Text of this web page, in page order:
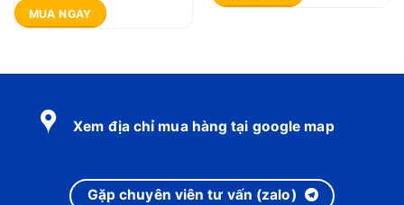
MUA NGAY
Xem địa chỉ mua hàng tại google map
Gặp chuyên viên tư vấn (zalo)